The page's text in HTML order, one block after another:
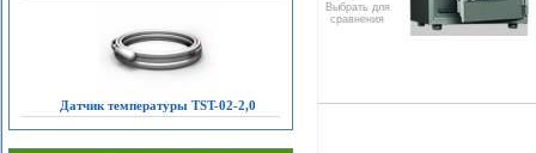
Датчик температуры TST-02-2,0
Выбрать для
сравнения